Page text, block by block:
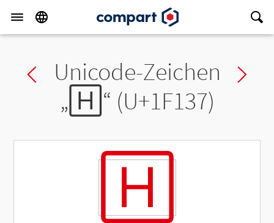
Previous char
Unicode-Zeichen
„ 🄷 “ (U+1F137)
🄷